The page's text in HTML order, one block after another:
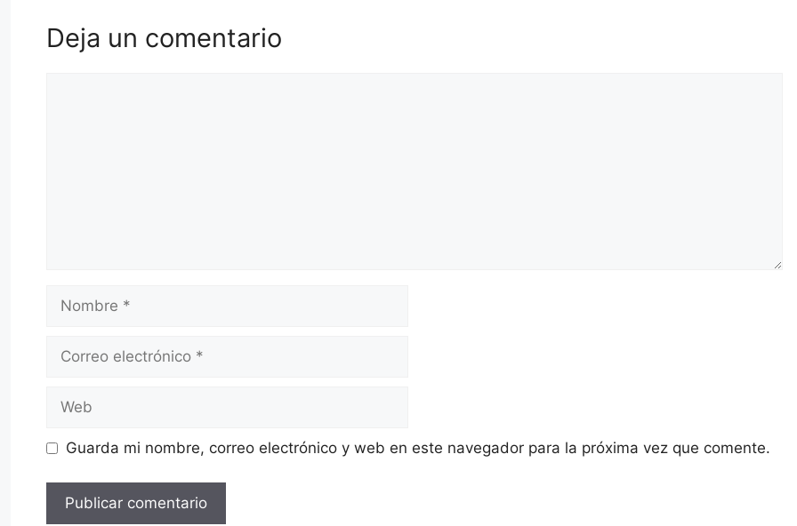
Deja un comentario
Nombre
Correo
Web
Guarda mi nombre, correo electrónico y web en este navegador para la próxima vez que comente.